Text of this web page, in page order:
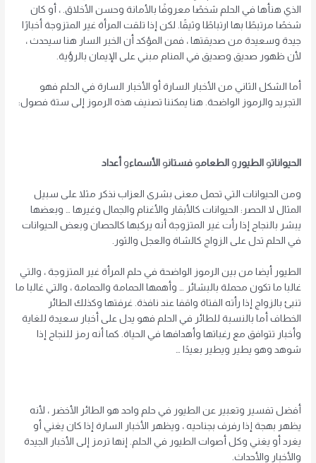
الذي هنأها في الحلم شخصًا معروفًا بالأمانة وحسن الأخلاق. ، أو كان
شخصًا مرتبطًا بها ارتباطًا وثيقًا. لكن إذا تلقت المرأة غير المتزوجة أخبارًا
جيدة وسعيدة من صديقتها ، فمن المؤكد أن الخبر السار هنا سيحدث ،
لأن ظهور صديق وصديق في المنام مبني على الإيمان بالرؤية.
أما الشكل الثاني من الأخبار السارة أو الأخبار السارة في الحلم فهو
التجريد والرموز الواضحة. هنا يمكننا تصنيف هذه الرموز إلى ستة فصول:
الحيواناتوالطيور والطعاموفستانوالأسماءوأعداد
ومن الحيوانات التي تحمل معنى بشرى العزاب نذكر مثلا على سبيل
المثال لا الحصر: الحيوانات كالأبقار والأغنام والجمال وغيرها … وبعضها
يبشر بالنجاح إذا رأت غير المتزوجة أنه يركبها كالحصان وبعض الحيوانات
في الحلم تدل على الزواج كالشاة والعجل والثور.
الطيور أيضا من بين الرموز الواضحة في حلم المرأة غير المتزوجة ، والتي
غالبا ما تكون محملة بالبشائر … وأهمها الحمامة والحمامة ، والتي غالبا ما
تنبئ بالزواج إذا رأته الفتاة واقفا عند نافذة. غرفتها وكذلك الطائر
الخطاف أما بالنسبة للطائر في الحلم فهو يدل على أخبار سعيدة للغاية
وأخبار تتوافق مع رغباتها وأهدافها في الحياة. كما أنه رمز للنجاح إذا
شوهد وهو يطير ويطير بعيدًا …
أفضل تفسير وتعبير عن الطيور في حلم واحد هو الطائر الأخضر ، لأنه
يظهر بهجة إذا رفرف بجناحيه ، ويظهر الأخبار السارة إذا كان يغني أو
يغرد أو يغني وكل أصوات الطيور في الحلم. إنها ترمز إلى الأخبار الجيدة
والأخبار والأحداث.